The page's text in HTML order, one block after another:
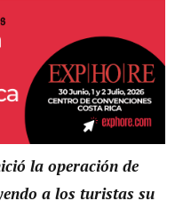
la operación de
a los turistas su